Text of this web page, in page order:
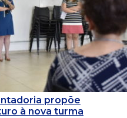
propõe
à nova turma